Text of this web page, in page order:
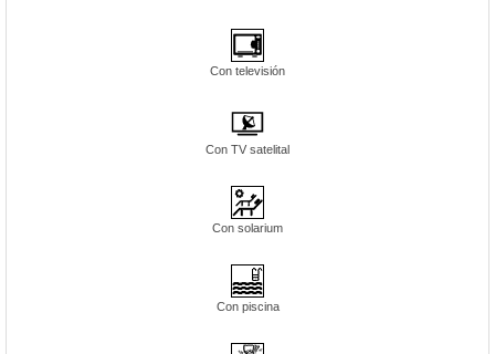
Con televisión
Con TV satelital
Con solarium
Con piscina